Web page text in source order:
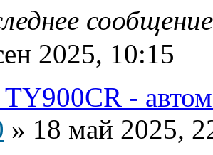
2025, 10:15
-
» 18 май 2025,